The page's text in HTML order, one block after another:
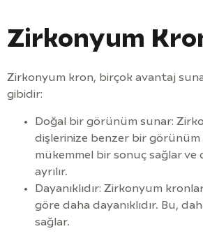
Zirkonyum
Zirkonyum kron, birçok avantaj
gibidir:
Doğal bir görünüm sunar:
dişlerinize benzer bir
mükemmel bir sonuç sağlar
ayrılır.
Dayanıklıdır: Zirkonyum
göre daha dayanıklıdır. Bu,
sağlar.